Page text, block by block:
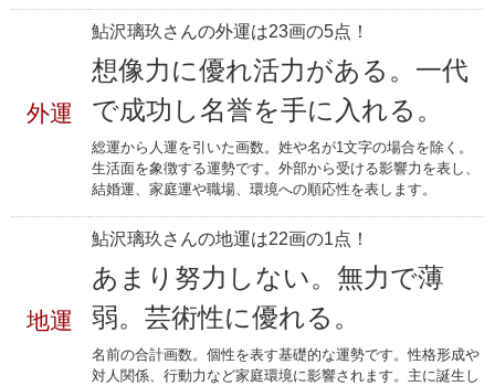
外運
鮎沢璃玖さんの外運は23画の5点！
想像力に優れ活力がある。一代
で成功し名誉を手に入れる。
総運から人運を引いた画数。姓や名が1文字の場合を除く。
生活面を象徴する運勢です。外部から受ける影響力を表し、
結婚運、家庭運や職場、環境への順応性を表します。
地運
鮎沢璃玖さんの地運は22画の1点！
あまり努力しない。無力で薄
弱。芸術性に優れる。
名前の合計画数。個性を表す基礎的な運勢です。性格形成や
対人関係、行動力など家庭環境に影響されます。主に誕生し